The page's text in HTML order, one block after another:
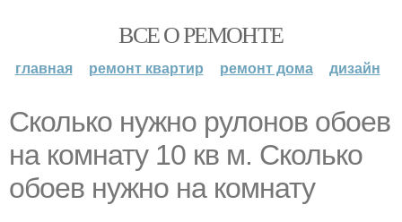
ВСЕ О РЕМОНТЕ
главная ремонт квартир ремонт дома дизайн
Сколько нужно рулонов обоев
на комнату 10 кв м. Сколько
обоев нужно на комнату